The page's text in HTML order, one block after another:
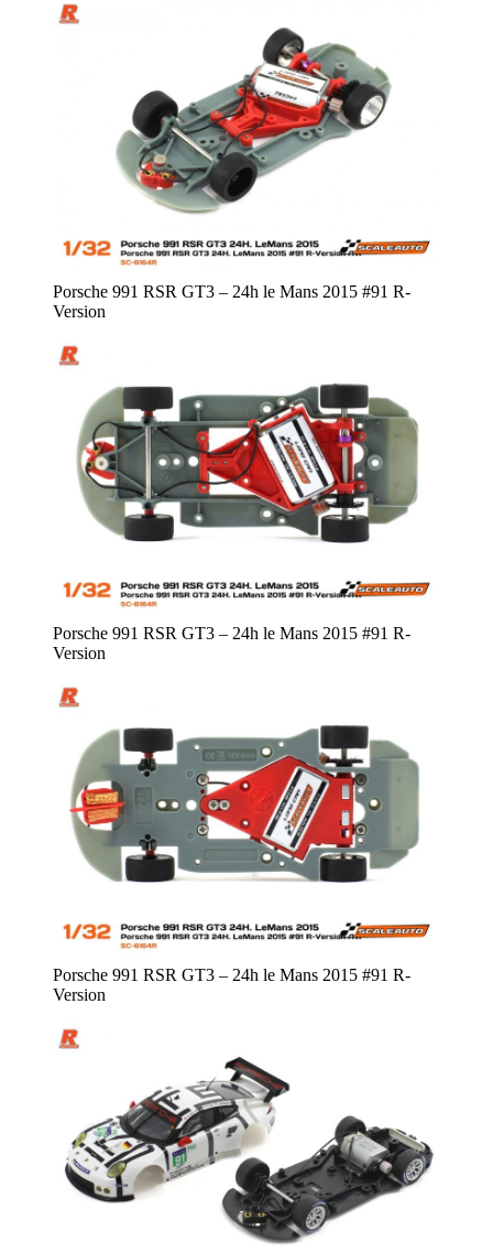
Porsche 991 RSR GT3 – 24h le Mans 2015 #91 R-
Version
Porsche 991 RSR GT3 – 24h le Mans 2015 #91 R-
Version
Porsche 991 RSR GT3 – 24h le Mans 2015 #91 R-
Version